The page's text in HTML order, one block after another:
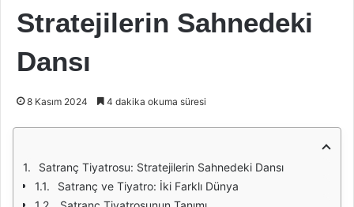
Stratejilerin Sahnedeki
Dansı
8 Kasım 2024 4 dakika okuma süresi
Satranç Tiyatrosu: Stratejilerin Sahnedeki Dansı
Satranç ve Tiyatro: İki Farklı Dünya